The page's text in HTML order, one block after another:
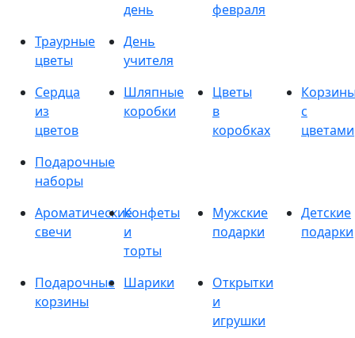
день
февраля
Траурные
цветы
День
учителя
Сердца
из
цветов
Шляпные
коробки
Цветы
в
коробках
с
цветами
Подарочные
наборы
Ароматические
свечи
Конфеты
и
торты
Мужские
подарки
Детские
подарки
Подарочные
корзины
Шарики
Открытки
и
игрушки